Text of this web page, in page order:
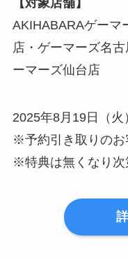
【対象店舗】
AKIHABARAゲーマ
店・ゲーマーズ名
ーマーズ仙台店
2025年8月19日（火
※予約引き取りのお
※特典は無くなり次